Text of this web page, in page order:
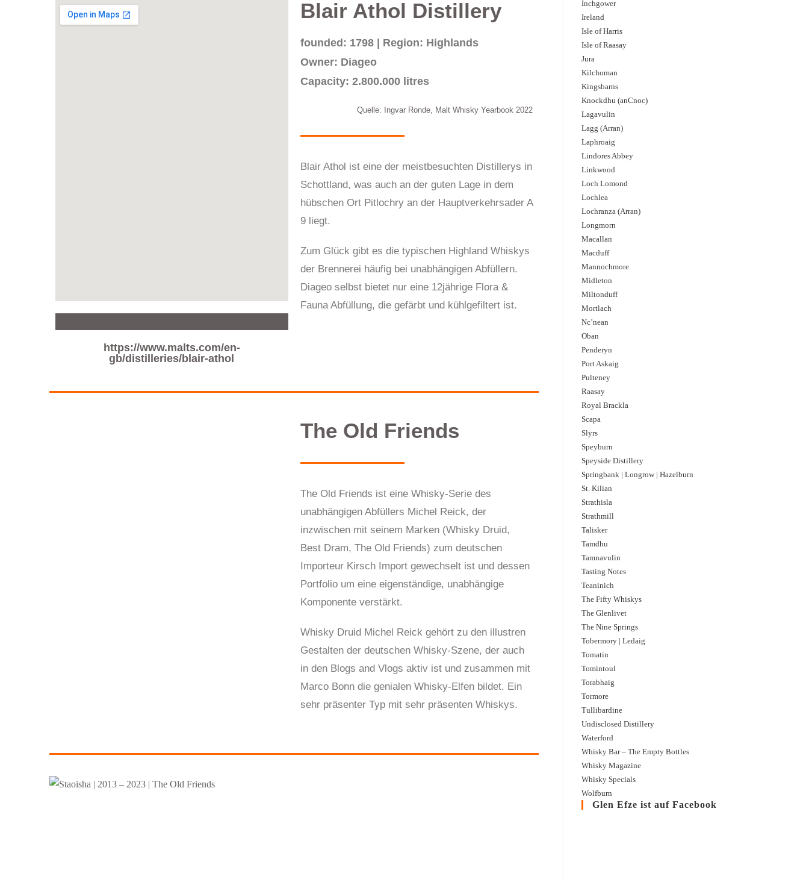
https://www.malts.com/en-
gb/distilleries/blair-athol
Blair Athol Distillery
founded: 1798 | Region: Highlands
Owner: Diageo
Capacity: 2.800.000 litres
Quelle: Ingvar Ronde, Malt Whisky Yearbook 2022
Blair Athol ist eine der meistbesuchten Distillerys in
Schottland, was auch an der guten Lage in dem
hübschen Ort Pitlochry an der Hauptverkehrsader A
9 liegt.
Zum Glück gibt es die typischen Highland Whiskys
der Brennerei häufig bei unabhängigen Abfüllern.
Diageo selbst bietet nur eine 12jährige Flora &
Fauna Abfüllung, die gefärbt und kühlgefiltert ist.
The Old Friends
The Old Friends ist eine Whisky-Serie des
unabhängigen Abfüllers Michel Reick, der
inzwischen mit seinem Marken (Whisky Druid,
Best Dram, The Old Friends) zum deutschen
Importeur Kirsch Import gewechselt ist und dessen
Portfolio um eine eigenständige, unabhängige
Komponente verstärkt.
Whisky Druid Michel Reick gehört zu den illustren
Gestalten der deutschen Whisky-Szene, der auch
in den Blogs and Vlogs aktiv ist und zusammen mit
Marco Bonn die genialen Whisky-Elfen bildet. Ein
sehr präsenter Typ mit sehr präsenten Whiskys.
Inchgower
Ireland
Isle of Harris
Isle of Raasay
Jura
Kilchoman
Kingsbarns
Knockdhu (anCnoc)
Lagavulin
Lagg (Arran)
Laphroaig
Lindores Abbey
Linkwood
Loch Lomond
Lochlea
Lochranza (Arran)
Longmorn
Macallan
Macduff
Mannochmore
Midleton
Miltonduff
Mortlach
Nc’nean
Oban
Penderyn
Port Askaig
Pulteney
Raasay
Royal Brackla
Scapa
Slyrs
Speyburn
Speyside Distillery
Springbank | Longrow | Hazelburn
St. Kilian
Strathisla
Strathmill
Talisker
Tamdhu
Tamnavulin
Tasting Notes
Teaninich
The Fifty Whiskys
The Glenlivet
The Nine Springs
Tobermory | Ledaig
Tomatin
Tomintoul
Torabhaig
Tormore
Tullibardine
Undisclosed Distillery
Waterford
Whisky Bar – The Empty Bottles
Whisky Magazine
Whisky Specials
Wolfburn
Glen Efze ist auf Facebook